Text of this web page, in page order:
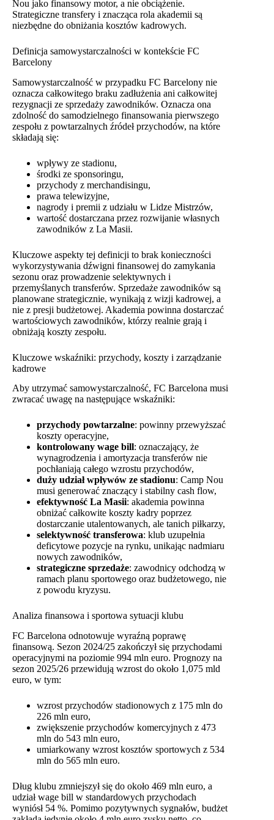
Nou jako finansowy motor, a nie obciążenie.
Strategiczne transfery i znacząca rola akademii są
niezbędne do obniżania kosztów kadrowych.
Definicja samowystarczalności w kontekście FC
Barcelony
Samowystarczalność w przypadku FC Barcelony nie
oznacza całkowitego braku zadłużenia ani całkowitej
rezygnacji ze sprzedaży zawodników. Oznacza ona
zdolność do samodzielnego finansowania pierwszego
zespołu z powtarzalnych źródeł przychodów, na które
składają się:
wpływy ze stadionu,
środki ze sponsoringu,
przychody z merchandisingu,
prawa telewizyjne,
nagrody i premii z udziału w Lidze Mistrzów,
wartość dostarczana przez rozwijanie własnych
zawodników z La Masii.
Kluczowe aspekty tej definicji to brak konieczności
wykorzystywania dźwigni finansowej do zamykania
sezonu oraz prowadzenie selektywnych i
przemyślanych transferów. Sprzedaże zawodników są
planowane strategicznie, wynikają z wizji kadrowej, a
nie z presji budżetowej. Akademia powinna dostarczać
wartościowych zawodników, którzy realnie grają i
obniżają koszty zespołu.
Kluczowe wskaźniki: przychody, koszty i zarządzanie
kadrowe
Aby utrzymać samowystarczalność, FC Barcelona musi
zwracać uwagę na następujące wskaźniki:
przychody powtarzalne: powinny przewyższać
koszty operacyjne,
kontrolowany wage bill: oznaczający, że
wynagrodzenia i amortyzacja transferów nie
pochłaniają całego wzrostu przychodów,
duży udział wpływów ze stadionu: Camp Nou
musi generować znaczący i stabilny cash flow,
efektywność La Masii: akademia powinna
obniżać całkowite koszty kadry poprzez
dostarczanie utalentowanych, ale tanich piłkarzy,
selektywność transferowa: klub uzupełnia
deficytowe pozycje na rynku, unikając nadmiaru
nowych zawodników,
strategiczne sprzedaże: zawodnicy odchodzą w
ramach planu sportowego oraz budżetowego, nie
z powodu kryzysu.
Analiza finansowa i sportowa sytuacji klubu
FC Barcelona odnotowuje wyraźną poprawę
finansową. Sezon 2024/25 zakończył się przychodami
operacyjnymi na poziomie 994 mln euro. Prognozy na
sezon 2025/26 przewidują wzrost do około 1,075 mld
euro, w tym:
wzrost przychodów stadionowych z 175 mln do
226 mln euro,
zwiększenie przychodów komercyjnych z 473
mln do 543 mln euro,
umiarkowany wzrost kosztów sportowych z 534
mln do 565 mln euro.
Dług klubu zmniejszył się do około 469 mln euro, a
udział wage bill w standardowych przychodach
wyniósł 54 %. Pomimo pozytywnych sygnałów, budżet